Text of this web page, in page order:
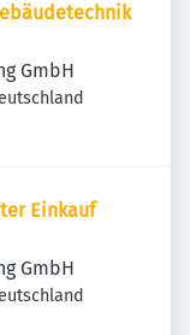
GmbH
Einkauf
GmbH